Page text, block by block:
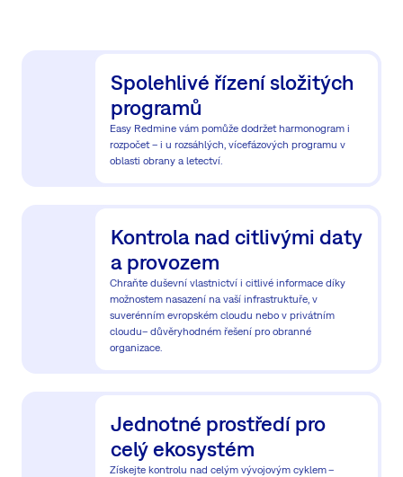
Spolehlivé řízení složitých
programů
Easy Redmine vám pomůže dodržet harmonogram i
rozpočet – i u rozsáhlých, vícefázových programu v
oblasti obrany a letectví.
Kontrola nad citlivými daty
a provozem
Chraňte duševní vlastnictví i citlivé informace díky
možnostem nasazení na vaší infrastruktuře, v
suverénním evropském cloudu nebo v privátním
cloudu– důvěryhodném řešení pro obranné
organizace.
Jednotné prostředí pro
celý ekosystém
Získejte kontrolu nad celým vývojovým cyklem–